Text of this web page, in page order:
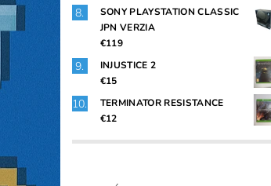
SONY PLAYSTATION CLASSIC
JPN VERZIA
€119
INJUSTICE 2
€15
TERMINATOR RESISTANCE
€12